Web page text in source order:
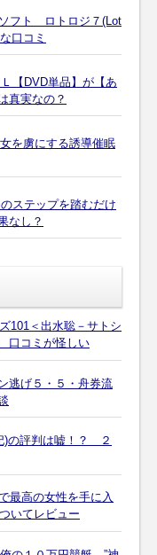
フト ロトロジ７(Lot
口コミ
【DVD単品】が【あ
真実なの？
を虜にする誘導催眠
ステップを踏むだけ
なし？
101＜出水聡－サトシ
口コミが怪しい
逃げ５・５・舟券流
)の評判は嘘！？ ２
最高の女性を手に入
いてレビュー